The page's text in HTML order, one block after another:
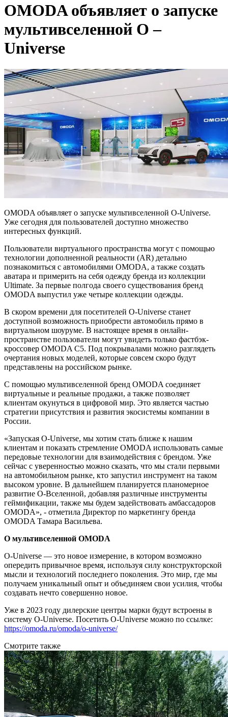
OMODA объявляет о запуске
мультивселенной O –
Universe
OMODA объявляет о запуске мультивселенной O-Universe.
Уже сегодня для пользователей доступно множество
интересных функций.
Пользователи виртуального пространства могут с помощью
технологии дополненной реальности (AR) детально
познакомиться с автомобилями OMODA, а также создать
аватара и примерить на себя одежду бренда из коллекции
Ultimate. За первые полгода своего существования бренд
OMODA выпустил уже четыре коллекции одежды.
В скором времени для посетителей O-Universe станет
доступной возможность приобрести автомобиль прямо в
виртуальном шоуруме. В настоящее время в онлайн-
пространстве пользователи могут увидеть только фастбэк-
кроссовер OMODA C5. Под покрывалами можно разглядеть
очертания новых моделей, которые совсем скоро будут
представлены на российском рынке.
С помощью мультивселенной бренд OMODA соединяет
виртуальные и реальные продажи, а также позволяет
клиентам окунуться в цифровой мир. Это является частью
стратегии присутствия и развития экосистемы компании в
России.
«Запуская O-Universe, мы хотим стать ближе к нашим
клиентам и показать стремление OMODA использовать самые
передовые технологии для взаимодействия с брендом. Уже
сейчас с уверенностью можно сказать, что мы стали первыми
на автомобильном рынке, кто запустил инструмент на таком
высоком уровне. В дальнейшем планируется планомерное
развитие О-Вселенной, добавляя различные инструменты
геймификации, также мы будем задействовать амбассадоров
OMODA», - отметила Директор по маркетингу бренда
OMODA Тамара Васильева.
О мультивселенной OMODA
O-Universe — это новое измерение, в котором возможно
опередить привычное время, используя силу конструкторской
мысли и технологий последнего поколения. Это мир, где мы
получаем уникальный опыт и объединяем свои усилия, чтобы
создавать нечто совершенно новое.
Уже в 2023 году дилерские центры марки будут встроены в
систему O-Universe. Посетить O-Universe можно по ссылке:
https://omoda.ru/omoda/o-universe/
Смотрите также